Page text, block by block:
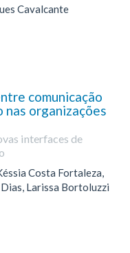
Cavalcante
comunicação
nas organizações
interfaces de
Costa Fortaleza,
Larissa Bortoluzzi